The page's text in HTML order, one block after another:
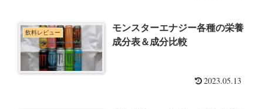
飲料レビュー
モンスターエナジー各種の栄養
成分表＆成分比較
2023.05.13